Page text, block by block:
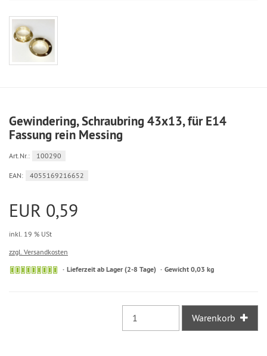
Gewindering, Schraubring 43x13, für E14
Fassung rein Messing
Art.Nr.: 100290
EAN: 4055169216652
EUR 0,59
inkl. 19 % USt
zzgl. Versandkosten
Sofort
Lieferzeit ab Lager (2-8 Tage) Gewicht 0,03 kg
Warenkorb